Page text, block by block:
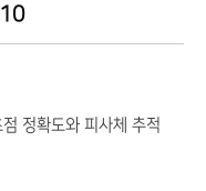
정확도와 피사체 추적